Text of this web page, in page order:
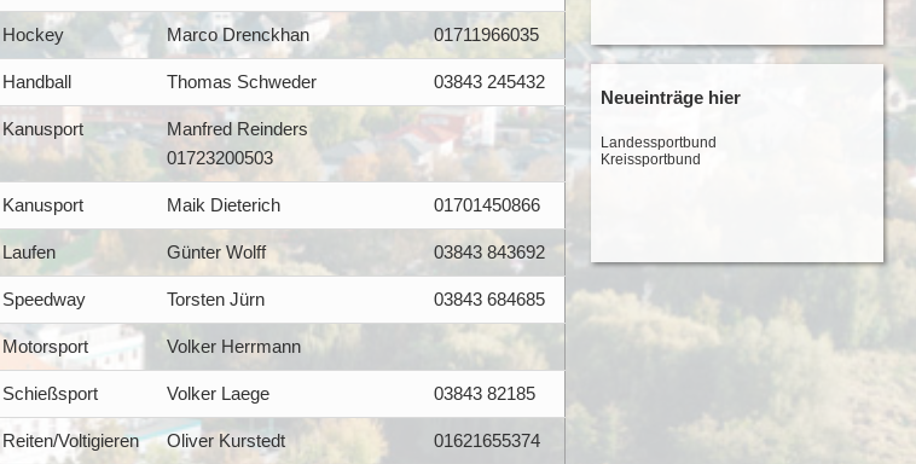
Hockey Marco Drenckhan 01711966035
Handball Thomas Schweder 03843 245432
Kanusport
Manfred Reinders
01723200503
Kanusport Maik Dieterich 01701450866
Laufen Günter Wolff 03843 843692
Speedway Torsten Jürn 03843 684685
Motorsport Volker Herrmann
Schießsport Volker Laege 03843 82185
Reiten/Voltigieren Oliver Kurstedt 01621655374
Neueinträge hier
Landessportbund
Kreissportbund